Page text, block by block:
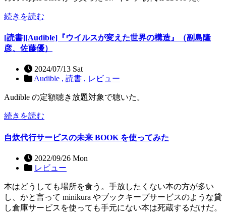
続きを読む
[読書][Audible]『ウイルスが変えた世界の構造』（副島隆
彦、佐藤優）
2024/07/13 Sat
Audible , 読書 , レビュー
Audible の定額聴き放題対象で聴いた。
続きを読む
自炊代行サービスの未来 BOOK を使ってみた
2022/09/26 Mon
レビュー
本はどうしても場所を食う。手放したくない本の方が多い
し、かと言って minikura やブックキープサービスのような貸
し倉庫サービスを使っても手元にない本は死蔵するだけだ。